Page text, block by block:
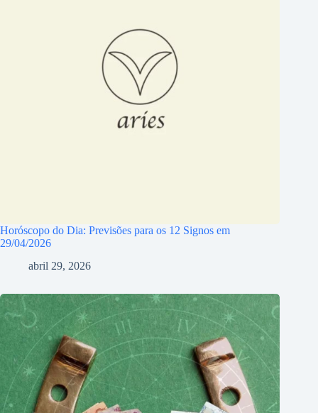
Horóscopo do Dia: Previsões para os 12 Signos em
29/04/2026
abril 29, 2026